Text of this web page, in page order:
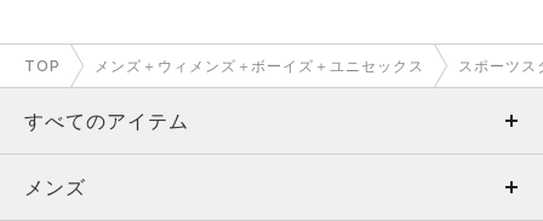
TOP メンズ＋ウィメンズ＋ボーイズ＋ユニセックス スポーツス
すべてのアイテム
メンズ
メンズ